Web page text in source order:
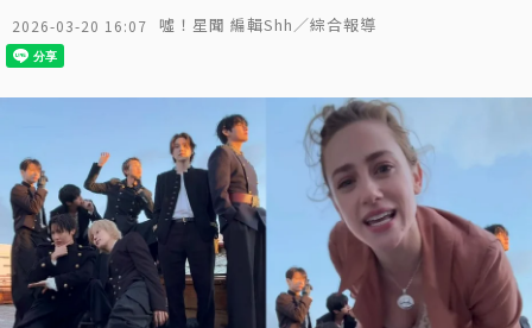
2026-03-20 16:07 噓！星聞 編輯Shh／綜合報導